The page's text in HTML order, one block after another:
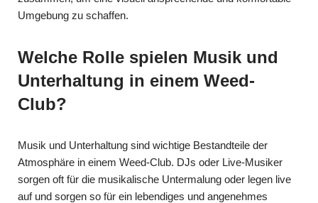
Umgebung zu schaffen.
Welche Rolle spielen Musik und
Unterhaltung in einem Weed-
Club?
Musik und Unterhaltung sind wichtige Bestandteile der
Atmosphäre in einem Weed-Club. DJs oder Live-Musiker
sorgen oft für die musikalische Untermalung oder legen live
auf und sorgen so für ein lebendiges und angenehmes